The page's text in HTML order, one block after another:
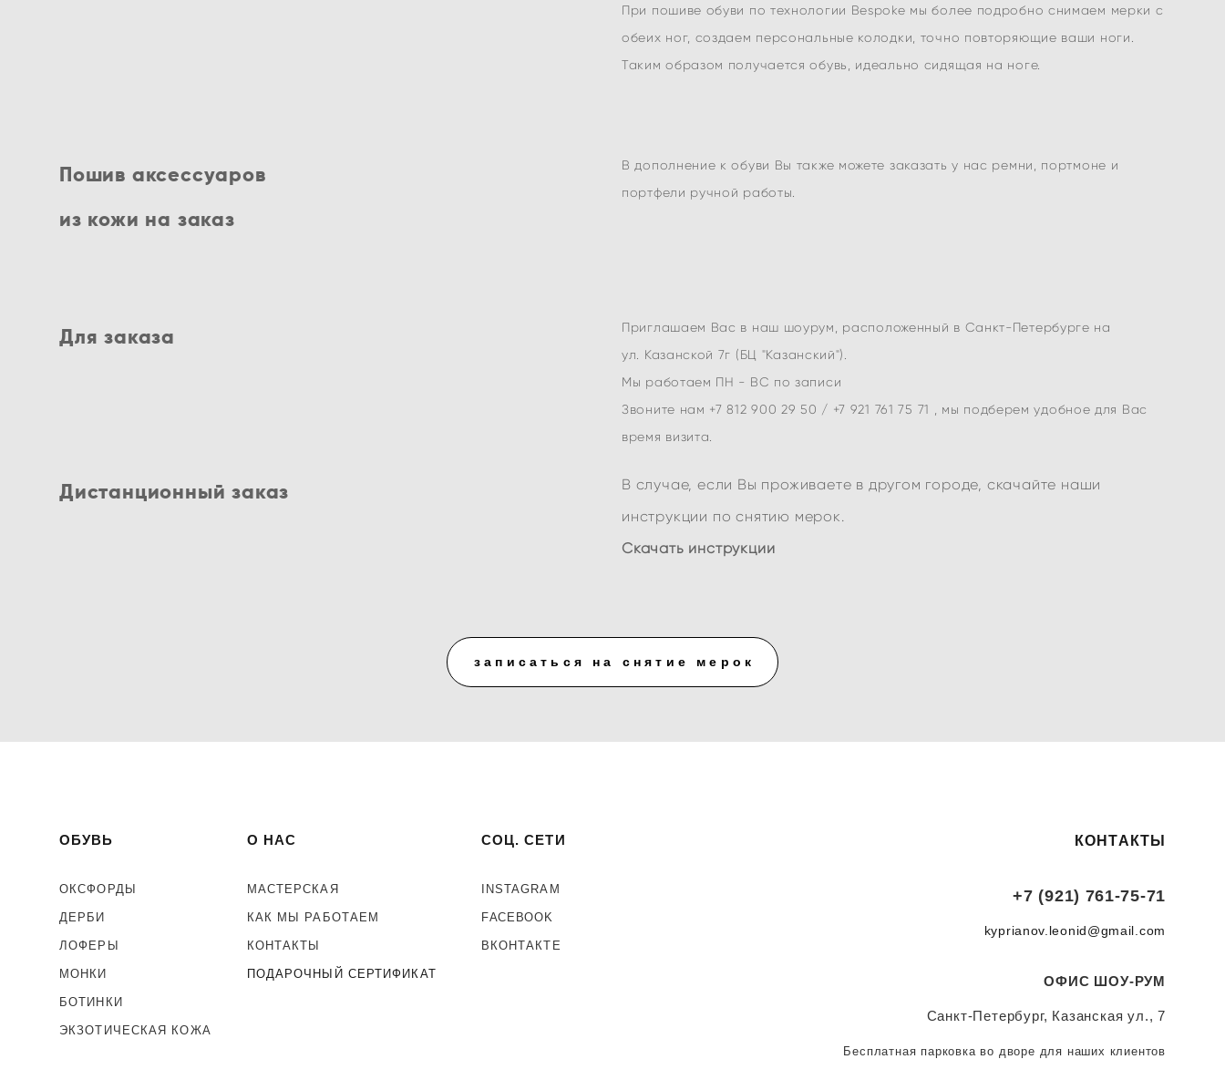
При пошиве обуви по технологии Bespoke мы более подробно снимаем мерки с
обеих ног, создаем персональные колодки, точно повторяющие ваши ноги.
Таким образом получается обувь, идеально сидящая на ноге.
Пошив аксессуаров
из кожи на заказ
В дополнение к обуви Вы также можете заказать у нас ремни, портмоне и
портфели ручной работы.
Для заказа
Приглашаем Вас в наш шоурум, расположенный в Санкт-Петербурге на
ул. Казанской 7г (БЦ "Казанский").
Мы работаем ПН - ВС по записи
Звоните нам +7 812 900 29 50 / +7 921 761 75 71 , мы подберем удобное для Вас
время визита.
Дистанционный заказ
В случае, если Вы проживаете в другом городе, скачайте наши
инструкции по снятию мерок.
Скачать инструкции
записаться на снятие мерок
ОБУВЬ
ОКСФОРДЫ
ДЕРБИ
ЛОФЕРЫ
МОНКИ
БОТИНКИ
ЭКЗОТИЧЕСКАЯ КОЖА
О НАС
МАСТЕРСКАЯ
КАК МЫ РАБОТАЕМ
КОНТАКТЫ
ПОДАРОЧНЫЙ СЕРТИФИКАТ
СОЦ. СЕТИ
INSTAGRAM
FACEBOOK
ВКОНТАКТЕ
КОНТАКТЫ
+7 (921) 761-75-71
kyprianov.leonid@gmail.com
ОФИС ШОУ-РУМ
Санкт-Петербург, Казанская ул., 7
Бесплатная парковка во дворе для наших клиентов